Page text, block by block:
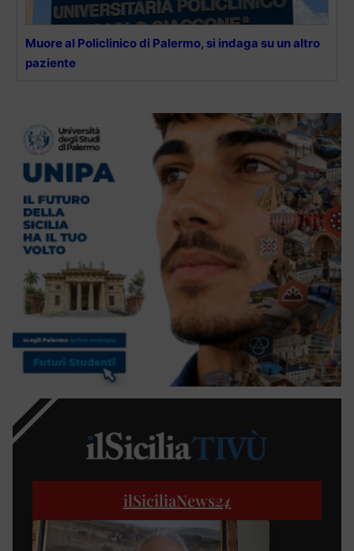
Muore al Policlinico di Palermo, si indaga su un altro
paziente
ilSiciliaNews24